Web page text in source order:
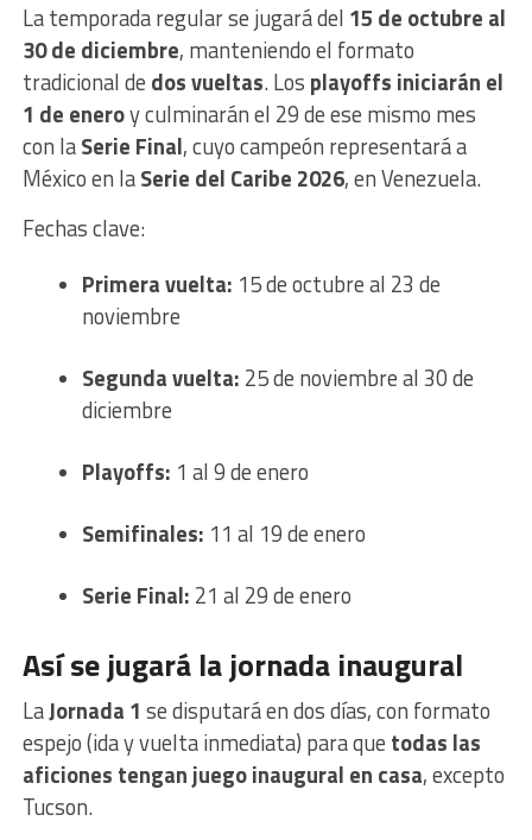
La temporada regular se jugará del 15 de octubre al
30 de diciembre, manteniendo el formato
tradicional de dos vueltas. Los playoffs iniciarán el
1 de eneroy culminarán el 29 de ese mismo mes
con laSerie Final, cuyo campeón representará a
México en laSerie del Caribe 2026, en Venezuela.
Fechas clave:
Primera vuelta: 15 de octubre al 23 de
noviembre
Segunda vuelta: 25 de noviembre al 30 de
diciembre
Playoffs: 1 al 9 de enero
Semifinales: 11 al 19 de enero
Serie Final: 21 al 29 de enero
Así se jugará la jornada inaugural
LaJornada 1 se disputará en dos días, con formato
espejo (ida y vuelta inmediata) para que todas las
aficiones tengan juego inaugural en casa, excepto
Tucson.